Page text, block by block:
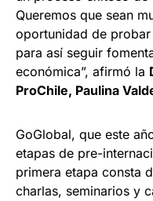
Queremos que sean
oportunidad de
para así seguir
económica”, afirmó la
ProChile, Paulina
GoGlobal, que este
etapas de pre-
primera etapa consta
charlas, seminarios y